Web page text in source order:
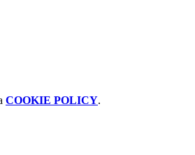
COOKIE POLICY.